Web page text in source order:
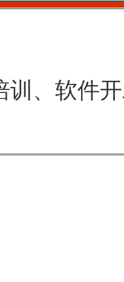
、软件开